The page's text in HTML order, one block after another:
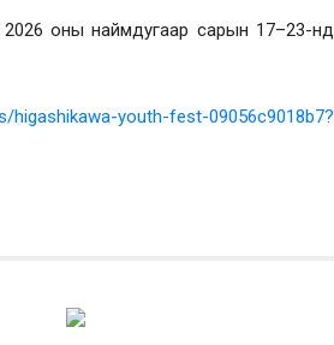
оны наймдугаар сарын 17–23-нд
higashikawa-youth-fest-09056c9018b7?